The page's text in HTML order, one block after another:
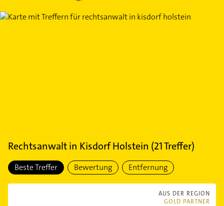
Rechtsanwaltin Kisdorf Holstein (21Treffer)
Beste Treffer Bewertung Entfernung
AUS DER REGION
GOLD PARTNER